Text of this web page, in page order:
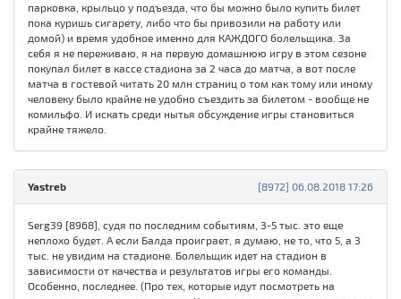
парковка, крыльцо у подъезда, что бы можно было купить билет
пока куришь сигарету, либо что бы привозили на работу или
домой) и время удобное именно для КАЖДОГО болельщика. За
себя я не переживаю, я на первую домашнюю игру в этом сезоне
покупал билет в кассе стадиона за 2 часа до матча, а вот после
матча в гостевой читать 20 млн страниц о том как тому или иному
человеку было крайне не удобно съездить за билетом - вообще не
комильфо. И искать среди нытья обсуждение игры становиться
крайне тяжело.
[8972] 06.08.2018 17:26
Yastreb
Serg39 [8968], судя по последним событиям, 3-5 тыс. это еще
неплохо будет. А если Балда проиграет, я думаю, не то, что 5, а 3
тыс. не увидим на стадионе. Болельщик идет на стадион в
зависимости от качества и результатов игры его команды.
Особенно, последнее. (Про тех, которые идут посмотреть на